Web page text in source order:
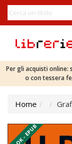
Per gli acquisti online:
o con tessera
Home